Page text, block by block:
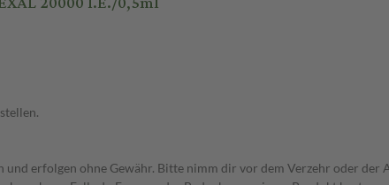
erfolgen ohne Gewähr. Bitte nimm dir vor dem Verzehr oder